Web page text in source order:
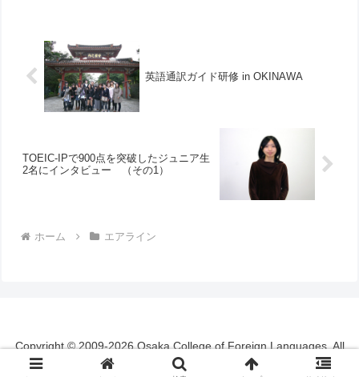
英語通訳ガイド研修 in OKINAWA
TOEIC-IPで900点を突破したジュニア生
2名にインタビュー （その1）
ホーム エアライン
Copyright © 2009-2026 Osaka College of Foreign Languages. All
Rights Reserved.